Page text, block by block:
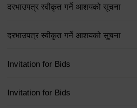
दरभाउपत्र स्वीकृत गर्ने आशयको सूचना
दरभाउपत्र स्वीकृत गर्ने आशयको सूचना
Invitation for Bids
Invitation for Bids